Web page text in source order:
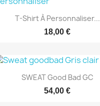
Aperçu rapide
T-Shirt À Personnaliser...
18,00 €
Aperçu rapide
SWEAT Good Bad GC
54,00 €